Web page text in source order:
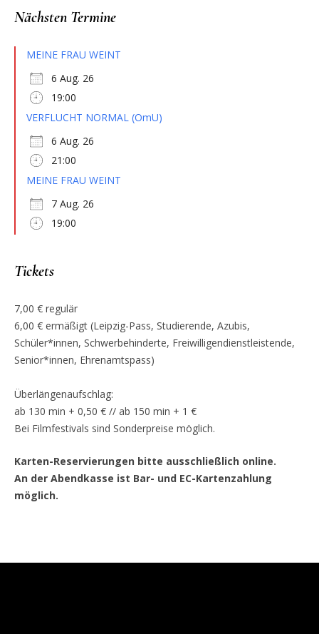
Nächsten Termine
MEINE FRAU WEINT
6 Aug. 26
19:00
VERFLUCHT NORMAL (OmU)
6 Aug. 26
21:00
MEINE FRAU WEINT
7 Aug. 26
19:00
Tickets
7,00 € regulär
6,00 € ermäßigt (Leipzig-Pass, Studierende, Azubis,
Schüler*innen, Schwerbehinderte, Freiwilligendienstleistende,
Senior*innen, Ehrenamtspass)
Überlängenaufschlag:
ab 130 min + 0,50 € // ab 150 min + 1 €
Bei Filmfestivals sind Sonderpreise möglich.
Karten-Reservierungen bitte ausschließlich online.
An der Abendkasse ist Bar- und EC-Kartenzahlung
möglich.